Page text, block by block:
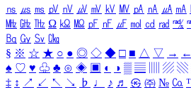
㎱ ㎲ ㎳ ㎴ ㎵ ㎶ ㎷ ㎸ ㎹ ㎀ ㎁ ㎂ ㎃
㎒ ㎓ ㎔ Ω ㏀ ㏁ ㎊ ㎋ ㎌ ㏖ ㏅ ㎭ ㎮
㏃ ㏉ ㏜ ㏆
§ ※ ☆ ★ ○ ● ◎ ◇ ◆ □ ■ △ ▽ → ←
♠ ♡ ♥ ♧ ♣ ⊙ ◈ ▣ ◐ ◑ ▒ ▤ ▨ ▧
‡ ↕ ↗ ↙ ↖ ↘ ♭ ♩ ♪ ♬ ㉿ ㈜ № ㏇